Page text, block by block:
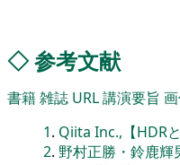
◇参考文献
書籍雑誌 URL講演要旨
1. Qiita Inc.,【HDR
2. 野村正勝・鈴鹿